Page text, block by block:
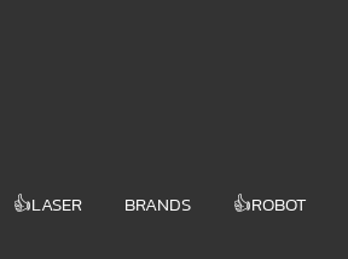
👍LASER BRANDS 👍ROBOT